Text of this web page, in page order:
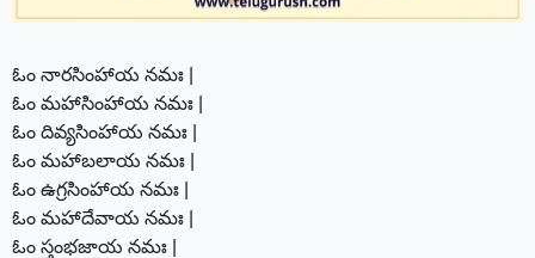
ఓం నారసింహాయ నమః |
ఓం మహాసింహాయ నమః |
ఓం దివ్యసింహాయ నమః |
ఓం మహాబలాయ నమః |
ఓం ఉగ్రసింహాయ నమః |
ఓం మహాదేవాయ నమః |
ఓం స్తంభజాయ నమః |